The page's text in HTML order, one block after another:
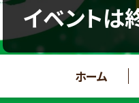
イベントは
ホーム